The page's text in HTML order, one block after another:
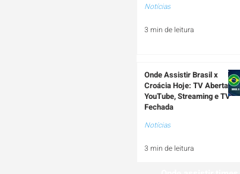
Notícias
3 min de leitura
Onde Assistir Brasil x
Croácia Hoje: TV Aberta,
YouTube, Streaming e TV
Fechada
Notícias
3 min de leitura